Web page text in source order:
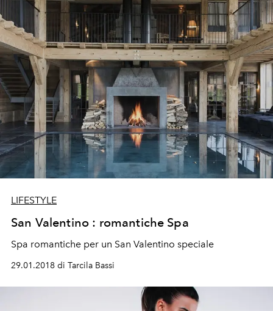
LIFESTYLE
San Valentino : romantiche Spa
Spa romantiche per un San Valentino speciale
29.01.2018 di Tarcila Bassi